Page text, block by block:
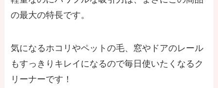
の最大の特長です。
気になるホコリやペットの毛、窓やドアのレール
もすっきりキレイになるので毎日使いたくなるク
リーナーです！